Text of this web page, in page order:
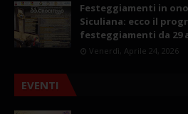
Festeggiamenti in
Siculiana: ecco il
festeggiamenti da 29
Venerdì, Aprile 24, 2026
EVENTI